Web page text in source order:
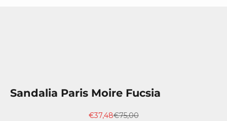
Sandalia Paris Moire Fucsia
Precio de oferta
€37,48Precio normal
€75,00